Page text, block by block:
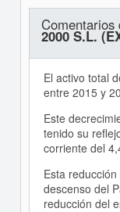
Comentarios
2000 S.L.
El activo total
entre 2015 y
Este
tenido su
corriente del
Esta
descenso del
reducción del